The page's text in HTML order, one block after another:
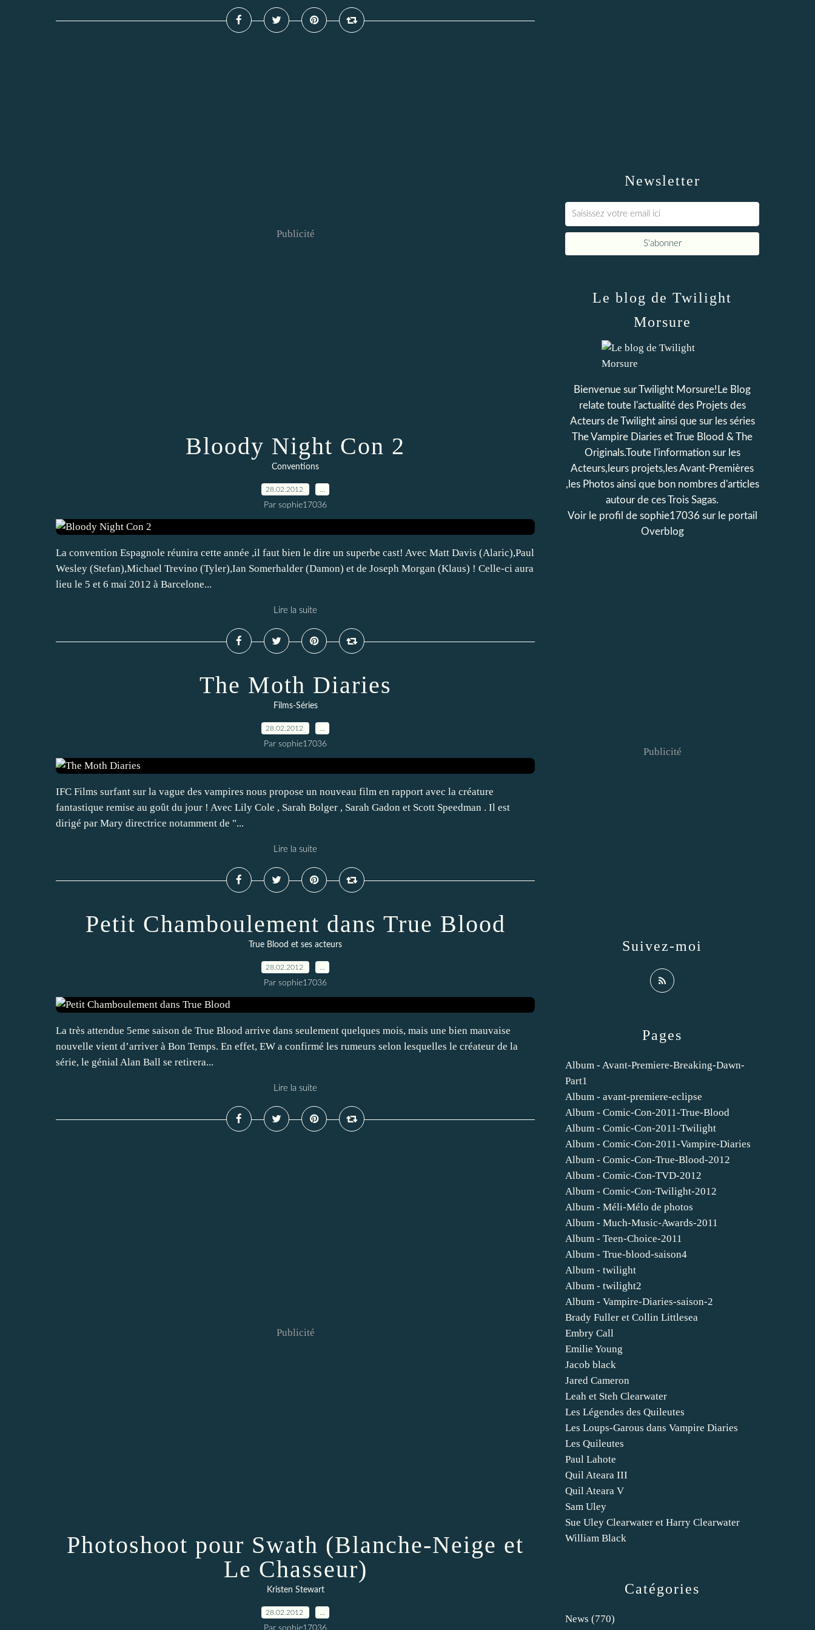
Publicité
Bloody Night Con 2
Conventions
28.02.2012
Par sophie17036
La convention Espagnole réunira cette année ,il faut bien le dire un superbe cast! Avec Matt Davis (Alaric),Paul
Wesley (Stefan),Michael Trevino (Tyler),Ian Somerhalder (Damon) et de Joseph Morgan (Klaus) ! Celle-ci aura
lieu le 5 et 6 mai 2012 à Barcelone...
Lire la suite
The Moth Diaries
Films-Séries
28.02.2012
Par sophie17036
IFC Films surfant sur la vague des vampires nous propose un nouveau film en rapport avec la créature
fantastique remise au goût du jour ! Avec Lily Cole , Sarah Bolger , Sarah Gadon et Scott Speedman . Il est
dirigé par Mary directrice notamment de "...
Lire la suite
Petit Chamboulement dans True Blood
True Blood et ses acteurs
28.02.2012
Par sophie17036
La très attendue 5eme saison de True Blood arrive dans seulement quelques mois, mais une bien mauvaise
nouvelle vient d’arriver à Bon Temps. En effet, EW a confirmé les rumeurs selon lesquelles le créateur de la
série, le génial Alan Ball se retirera...
Lire la suite
Publicité
Photoshoot pour Swath (Blanche-Neige et
Le Chasseur)
Kristen Stewart
28.02.2012
Par sophie17036
Newsletter
Catégories
News (770)
Pages
Album - Avant-Premiere-Breaking-Dawn-
Part1
Album - avant-premiere-eclipse
Album - Comic-Con-2011-True-Blood
Album - Comic-Con-2011-Twilight
Album - Comic-Con-2011-Vampire-Diaries
Album - Comic-Con-True-Blood-2012
Album - Comic-Con-TVD-2012
Album - Comic-Con-Twilight-2012
Album - Méli-Mélo de photos
Album - Much-Music-Awards-2011
Album - Teen-Choice-2011
Album - True-blood-saison4
Album - twilight
Album - twilight2
Album - Vampire-Diaries-saison-2
Brady Fuller et Collin Littlesea
Embry Call
Emilie Young
Jacob black
Jared Cameron
Leah et Steh Clearwater
Les Légendes des Quileutes
Les Loups-Garous dans Vampire Diaries
Les Quileutes
Paul Lahote
Quil Ateara III
Quil Ateara V
Sam Uley
Sue Uley Clearwater et Harry Clearwater
William Black
Le blog de Twilight
Morsure
Bienvenue sur Twilight Morsure!Le Blog
relate toute l'actualité des Projets des
Acteurs de Twilight ainsi que sur les séries
The Vampire Diaries et True Blood & The
Originals.Toute l'information sur les
Acteurs,leurs projets,les Avant-Premières
,les Photos ainsi que bon nombres d'articles
autour de ces Trois Sagas.
Voir le profil de sophie17036 sur le portail
Overblog
Suivez-moi
Publicité